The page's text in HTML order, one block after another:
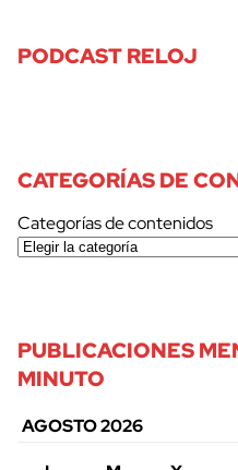
PODCAST RELOJ
CATEGORÍAS DE
Categorías de contenidos
PUBLICACIONES
MINUTO
AGOSTO 2026